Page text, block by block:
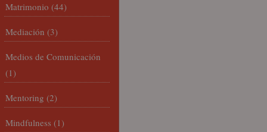
Matrimonio (44)
Mediación (3)
Medios de Comunicación
(1)
Mentoring (2)
Mindfulness (1)